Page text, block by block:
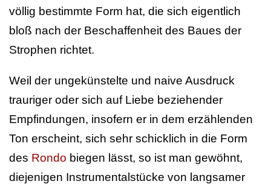
völlig bestimmte Form hat, die sich eigentlich
bloß nach der Beschaffenheit des Baues der
Strophen richtet.
Weil der ungekünstelte und naive Ausdruck
trauriger oder sich auf Liebe beziehender
Empfindungen, insofern er in dem erzählenden
Ton erscheint, sich sehr schicklich in die Form
des Rondo biegen lässt, so ist man gewöhnt,
diejenigen Instrumentalstücke von langsamer